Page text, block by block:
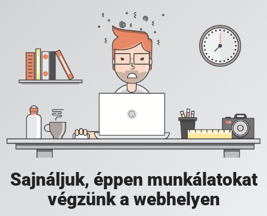
Sajnáljuk, éppen munkálatokat
végzünk a webhelyen